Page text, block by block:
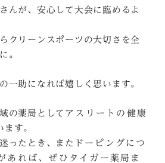
んが、安心して大会に臨めるよ
クリーンスポーツの大切さを全
。
一助になれば嬉しく思います。
の薬局として アスリートの健康
す。
ったとき、また ドーピングにつ
あれば、ぜひタイガー薬局ま